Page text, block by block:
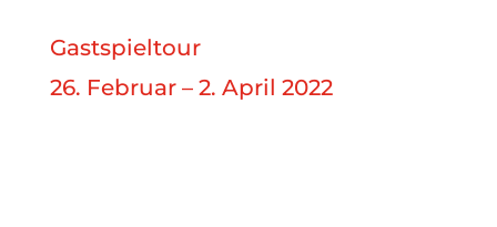
Gastspieltour
26. Februar – 2. April 2022